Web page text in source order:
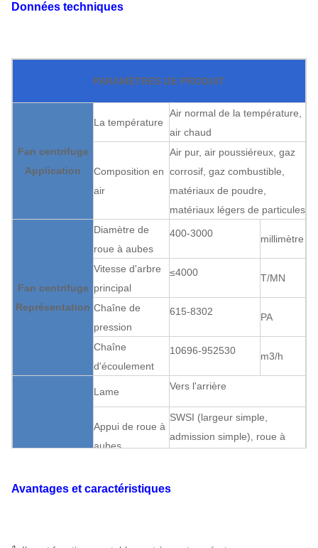
Données techniques
PARAMÈTRES DE PRODUIT
Fan centrifuge
Application
La température
Air normal de la température,
air chaud
Composition en
air
Air pur, air poussiéreux, gaz
corrosif, gaz combustible,
matériaux de poudre,
matériaux légers de particules
Fan centrifuge
Représentation
Diamètre de
roue à aubes
400-3000 millimètre
Vitesse d'arbre
principal
≤4000 T/MN
Chaîne de
pression
615-8302 PA
Chaîne
d'écoulement
10696-952530 m3/h
Structure
Lame Vers l'arrière
Appui de roue à
aubes
SWSI (largeur simple,
admission simple), roue à
Lubrification de
Avantages et caractéristiques